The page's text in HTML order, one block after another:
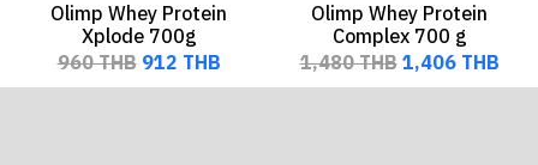
Olimp Whey Protein
Xplode 700g
960 THB 912 THB
Olimp Whey Protein
Complex 700 g
1,480 THB 1,406 THB